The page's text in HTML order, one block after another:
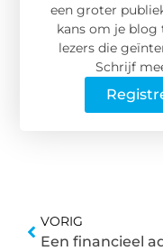
een groter
kans om je blog
lezers die
Schrijf
VORIG